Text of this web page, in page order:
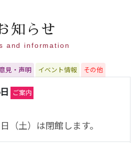
知らせ
and information
意見・声明 イベント情報 その他
ご案内
（土）は閉館します。